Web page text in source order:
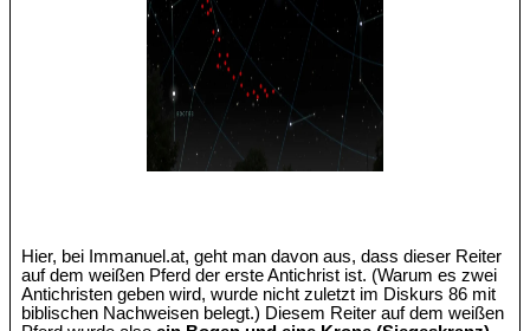
Hier, bei Immanuel.at, geht man davon aus, dass dieser Reiter
auf dem weißen Pferd der erste Antichrist ist. (Warum es zwei
Antichristen geben wird, wurde nicht zuletzt im Diskurs 86 mit
biblischen Nachweisen belegt.) Diesem Reiter auf dem weißen